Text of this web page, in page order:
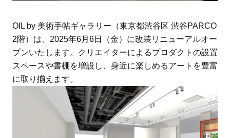
OIL by 美術手帖ギャラリー（東京都渋谷区 渋谷PARCO
2階）は、2025年6月6日（金）に改装リニューアルオー
プンいたします。クリエイターによるプロダクトの設置
スペースや書棚を増設し、身近に楽しめるアートを豊富
に取り揃えます。